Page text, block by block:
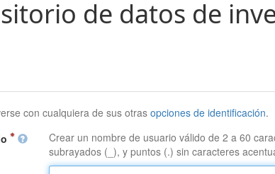
de datos de
con cualquiera de sus otrasopciones de identificación.
Crear un nombre de usuario válido de 2 a 60
subrayados (_), y puntos (.) sin caracteres